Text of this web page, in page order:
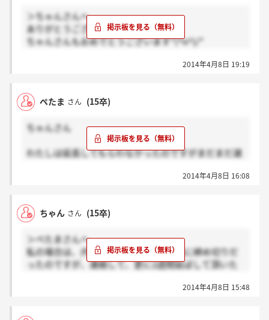
＞ちゃんさんへ
ありがとうございます♪
ちゃんさんもおめでとうございます*(^o^)/*
らったら延長するかしないか考えています(^^;;2014年4月8日 19:19
ぺたま さん (15卒)
ちゃんさん
わたしは延長してもらわなかったのですがまだまだ選
2014年4月8日 16:08
ちゃん さん (15卒)
＞ぺたまさんへ
私の場合は、内定の連絡頂いた2週間後に締め切りだ
ったのですが、連絡して、更に2週間延ばして頂いた
2014年4月8日 15:48